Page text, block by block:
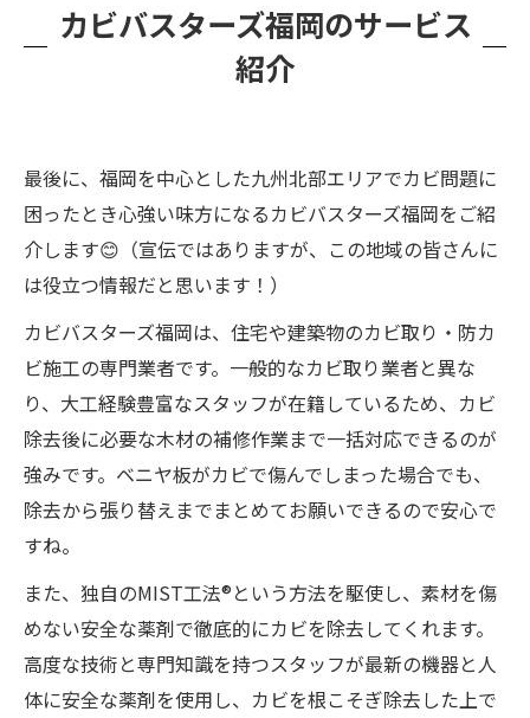
カビバスターズ福岡のサービス
紹介
最後に、福岡を中心とした九州北部エリアでカビ問題に
困ったとき心強い味方になるカビバスターズ福岡をご紹
介します😊（宣伝ではありますが、この地域の皆さんに
は役立つ情報だと思います！）
カビバスターズ福岡は、住宅や建築物のカビ取り・防カ
ビ施工の専門業者です。一般的なカビ取り業者と異な
り、大工経験豊富なスタッフが在籍しているため、カビ
除去後に必要な木材の補修作業まで一括対応できるのが
強みです。ベニヤ板がカビで傷んでしまった場合でも、
除去から張り替えまでまとめてお願いできるので安心で
すね。
また、独自のMIST工法®という方法を駆使し、素材を傷
めない安全な薬剤で徹底的にカビを除去してくれます。
高度な技術と専門知識を持つスタッフが最新の機器と人
体に安全な薬剤を使用し、カビを根こそぎ除去した上で